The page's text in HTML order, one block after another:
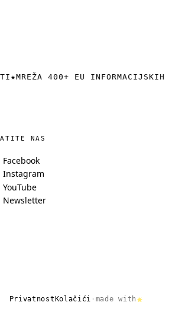
★MREŽA 400+ EU INFORMACIJSKIH
NAS
Facebook
Instagram
YouTube
Newsletter
Privatnost Kolačići · made with